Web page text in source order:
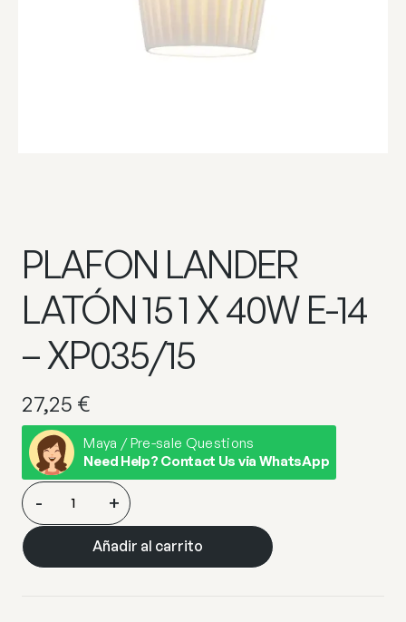
PLAFON LANDER
LATÓN 15 1 X 40W E-14
– XP035/15
27,25 €
Maya / Pre-sale Questions
Need Help? Contact Us via WhatsApp
PLAFON
LANDER
LATÓN
15
- +
Añadir al carrito